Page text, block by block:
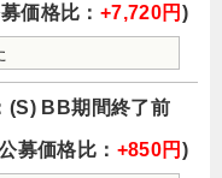
価格比： +7,720円 )
(S) BB期間終了前
募価格比： +850円 )